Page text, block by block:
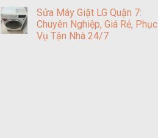
Sửa Máy Giặt LG Quận 7:
Chuyên Nghiệp, Giá Rẻ, Phục
Vụ Tận Nhà 24/7